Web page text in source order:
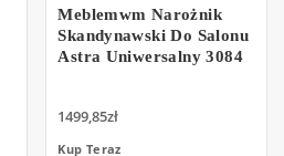
Meblemwm Narożnik
Skandynawski Do Salonu
Astra Uniwersalny 3084
1499,85zł
Kup Teraz